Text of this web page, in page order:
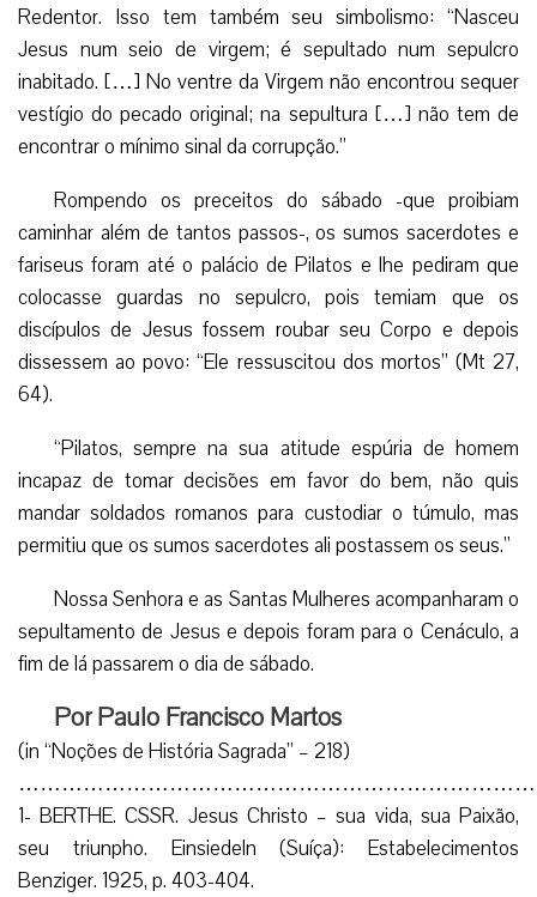
Redentor. Isso tem também seu simbolismo: “Nasceu
Jesus num seio de virgem; é sepultado num sepulcro
inabitado. […] No ventre da Virgem não encontrou sequer
vestígio do pecado original; na sepultura […] não tem de
encontrar o mínimo sinal da corrupção.”
Rompendo os preceitos do sábado -que proibiam
caminhar além de tantos passos-, os sumos sacerdotes e
fariseus foram até o palácio de Pilatos e lhe pediram que
colocasse guardas no sepulcro, pois temiam que os
discípulos de Jesus fossem roubar seu Corpo e depois
dissessem ao povo: “Ele ressuscitou dos mortos” (Mt 27,
64).
“Pilatos, sempre na sua atitude espúria de homem
incapaz de tomar decisões em favor do bem, não quis
mandar soldados romanos para custodiar o túmulo, mas
permitiu que os sumos sacerdotes ali postassem os seus.”
Nossa Senhora e as Santas Mulheres acompanharam o
sepultamento de Jesus e depois foram para o Cenáculo, a
fim de lá passarem o dia de sábado.
Por Paulo Francisco Martos
(in “Noções de História Sagrada” – 218)
1- BERTHE. CSSR. Jesus Christo – sua vida, sua Paixão,
seu triunpho. Einsiedeln (Suíça): Estabelecimentos
Benziger. 1925, p. 403-404.